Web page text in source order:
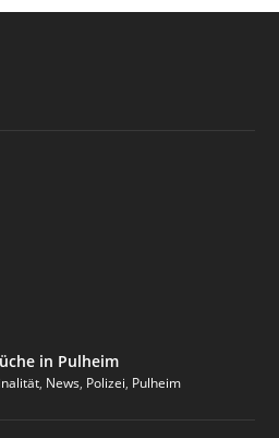
in Pulheim
, News, Polizei, Pulheim